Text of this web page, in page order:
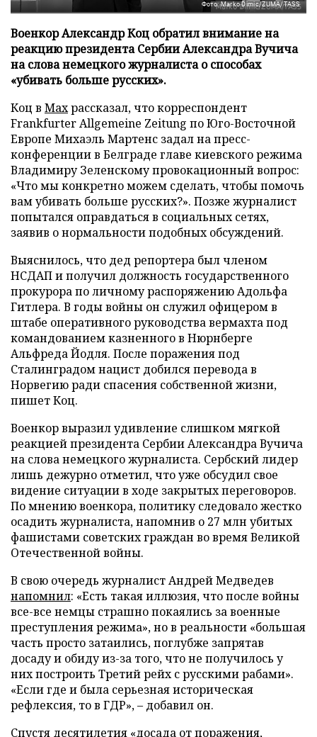
Фото: Marko Dimic/ZUMA/TASS
Военкор Александр Коц обратил внимание на
реакцию президента Сербии Александра Вучича
на слова немецкого журналиста о способах
«убивать больше русских».
Коц в Махрассказал, что корреспондент
Frankfurter Allgemeine Zeitung по Юго-Восточной
Европе Михаэль Мартенс задал на пресс-
конференции в Белграде главе киевского режима
Владимиру Зеленскому провокационный вопрос:
«Что мы конкретно можем сделать, чтобы помочь
вам убивать больше русских?». Позже журналист
попытался оправдаться в социальных сетях,
заявив о нормальности подобных обсуждений.
Выяснилось, что дед репортера был членом
НСДАП и получил должность государственного
прокурора по личному распоряжению Адольфа
Гитлера. В годы войны он служил офицером в
штабе оперативного руководства вермахта под
командованием казненного в Нюрнберге
Альфреда Йодля. После поражения под
Сталинградом нацист добился перевода в
Норвегию ради спасения собственной жизни,
пишет Коц.
Военкор выразил удивление слишком мягкой
реакцией президента Сербии Александра Вучича
на слова немецкого журналиста. Сербский лидер
лишь дежурно отметил, что уже обсудил свое
видение ситуации в ходе закрытых переговоров.
По мнению военкора, политику следовало жестко
осадить журналиста, напомнив о 27 млн убитых
фашистами советских граждан во время Великой
Отечественной войны.
В свою очередь журналист Андрей Медведев
напомнил: «Есть такая иллюзия, что после войны
все-все немцы страшно покаялись за военные
преступления режима», но в реальности «большая
часть просто затаились, поглубже запрятав
досаду и обиду из-за того, что не получилось у
них построить Третий рейх с русскими рабами».
«Если где и была серьезная историческая
рефлексия, то в ГДР», – добавил он.
Спустя десятилетия «досада от поражения,